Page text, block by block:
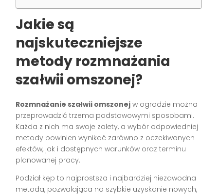
Jakie są
najskuteczniejsze
metody rozmnażania
szałwii omszonej?
Rozmnażanie szałwii omszonej w ogrodzie można
przeprowadzić trzema podstawowymi sposobami.
Każda z nich ma swoje zalety, a wybór odpowiedniej
metody powinien wynikać zarówno z oczekiwanych
efektów, jak i dostępnych warunków oraz terminu
planowanej pracy.
Podział kęp to najprostsza i najbardziej niezawodna
metoda, pozwalająca na szybkie uzyskanie nowych,